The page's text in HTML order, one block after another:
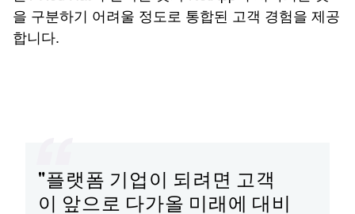
을 구분하기 어려울 정도로 통합된 고객 경험을 제공
합니다.
"플랫폼 기업이 되려면 고객
이 앞으로 다가올 미래에 대비